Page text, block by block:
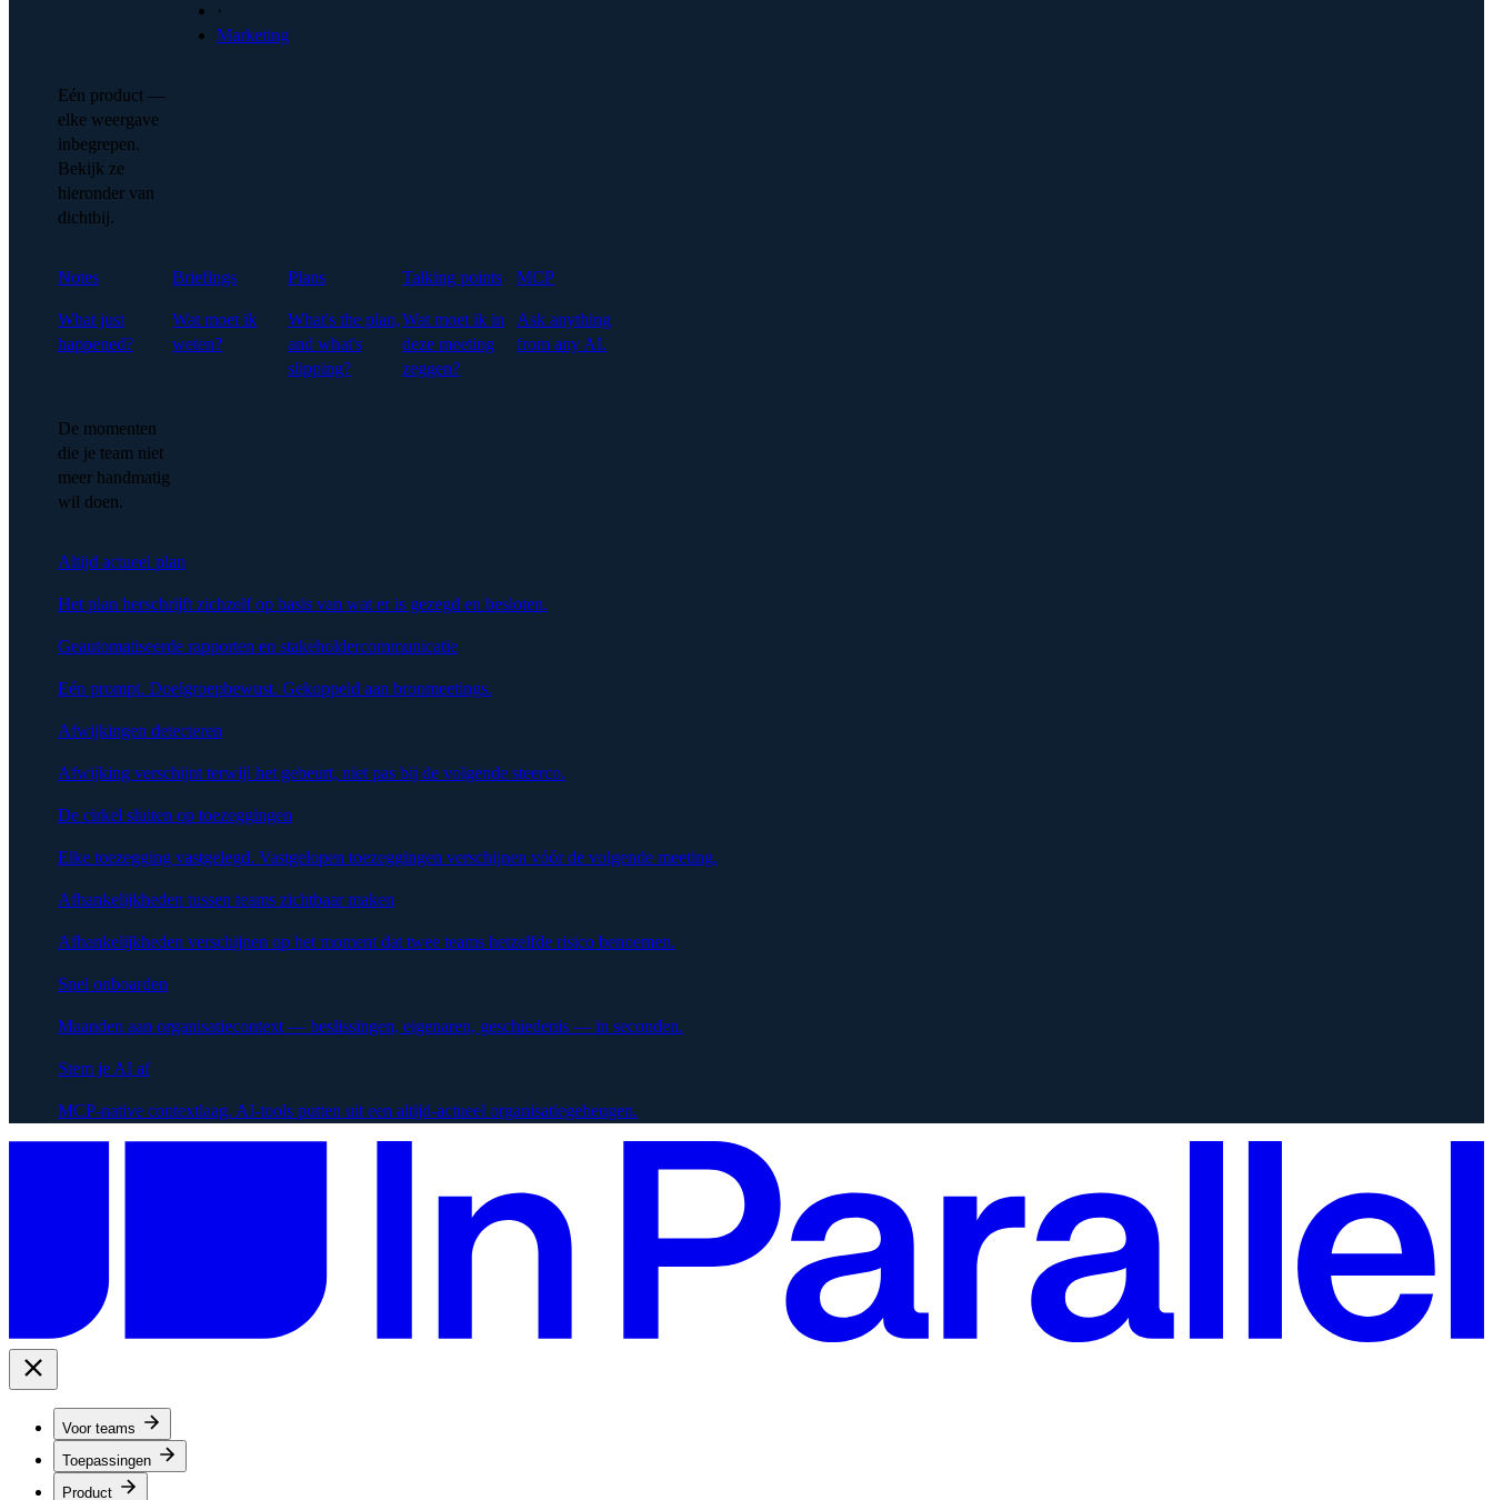
·
Marketing
Eén product —
elke weergave
inbegrepen.
Bekijk ze
hieronder van
dichtbij.
Notes
What just
happened?
Briefings
Wat moet ik
weten?
Plans
What's the plan,
and what's
slipping?
Talking points
Wat moet ik in
deze meeting
zeggen?
MCP
Ask anything
from any AI.
De momenten
die je team niet
meer handmatig
wil doen.
Altijd actueel plan
Het plan herschrijft zichzelf op basis van wat er is gezegd en besloten.
Geautomatiseerde rapporten en stakeholdercommunicatie
Eén prompt. Doelgroepbewust. Gekoppeld aan bronmeetings.
Afwijkingen detecteren
Afwijking verschijnt terwijl het gebeurt, niet pas bij de volgende steerco.
De cirkel sluiten op toezeggingen
Elke toezegging vastgelegd. Vastgelopen toezeggingen verschijnen vóór de volgende meeting.
Afhankelijkheden tussen teams zichtbaar maken
Afhankelijkheden verschijnen op het moment dat twee teams hetzelfde risico benoemen.
Snel onboarden
Maanden aan organisatiecontext — beslissingen, eigenaren, geschiedenis — in seconden.
Stem je AI af
MCP-native contextlaag. AI-tools putten uit een altijd-actueel organisatiegeheugen.
Voor teams
Toepassingen
Product